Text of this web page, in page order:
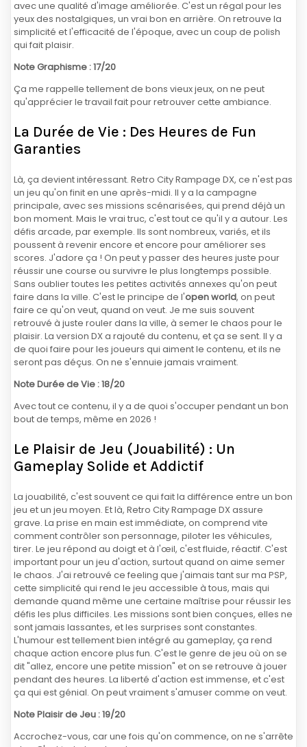
avec une qualité d'image améliorée. C'est un régal pour les
yeux des nostalgiques, un vrai bon en arrière. On retrouve la
simplicité et l'efficacité de l'époque, avec un coup de polish
qui fait plaisir.
Note Graphisme : 17/20
Ça me rappelle tellement de bons vieux jeux, on ne peut
qu'apprécier le travail fait pour retrouver cette ambiance.
La Durée de Vie : Des Heures de Fun
Garanties
Là, ça devient intéressant. Retro City Rampage DX, ce n'est pas
un jeu qu'on finit en une après-midi. Il y a la campagne
principale, avec ses missions scénarisées, qui prend déjà un
bon moment. Mais le vrai truc, c'est tout ce qu'il y a autour. Les
défis arcade, par exemple. Ils sont nombreux, variés, et ils
poussent à revenir encore et encore pour améliorer ses
scores. J'adore ça ! On peut y passer des heures juste pour
réussir une course ou survivre le plus longtemps possible.
Sans oublier toutes les petites activités annexes qu'on peut
faire dans la ville. C'est le principe de l'open world, on peut
faire ce qu'on veut, quand on veut. Je me suis souvent
retrouvé à juste rouler dans la ville, à semer le chaos pour le
plaisir. La version DX a rajouté du contenu, et ça se sent. Il y a
de quoi faire pour les joueurs qui aiment le contenu, et ils ne
seront pas déçus. On ne s'ennuie jamais vraiment.
Note Durée de Vie : 18/20
Avec tout ce contenu, il y a de quoi s'occuper pendant un bon
bout de temps, même en 2026 !
Le Plaisir de Jeu (Jouabilité) : Un
Gameplay Solide et Addictif
La jouabilité, c'est souvent ce qui fait la différence entre un bon
jeu et un jeu moyen. Et là, Retro City Rampage DX assure
grave. La prise en main est immédiate, on comprend vite
comment contrôler son personnage, piloter les véhicules,
tirer. Le jeu répond au doigt et à l'œil, c'est fluide, réactif. C'est
important pour un jeu d'action, surtout quand on aime semer
le chaos. J'ai retrouvé ce feeling que j'aimais tant sur ma PSP,
cette simplicité qui rend le jeu accessible à tous, mais qui
demande quand même une certaine maîtrise pour réussir les
défis les plus difficiles. Les missions sont bien conçues, elles ne
sont jamais lassantes, et les surprises sont constantes.
L'humour est tellement bien intégré au gameplay, ça rend
chaque action encore plus fun. C'est le genre de jeu où on se
dit "allez, encore une petite mission" et on se retrouve à jouer
pendant des heures. La liberté d'action est immense, et c'est
ça qui est génial. On peut vraiment s'amuser comme on veut.
Note Plaisir de Jeu : 19/20
Accrochez-vous, car une fois qu'on commence, on ne s'arrête